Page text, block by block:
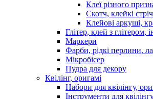
Клеї різного
Скотч, клейкі
Клейові аркуші,
Глітер, клей з глітером,
Маркери
Фарби, рідкі перлини,
Мікробісер
Пудра для декору
Квілінг, оригамі
Набори для квілінгу,
Інструменти для